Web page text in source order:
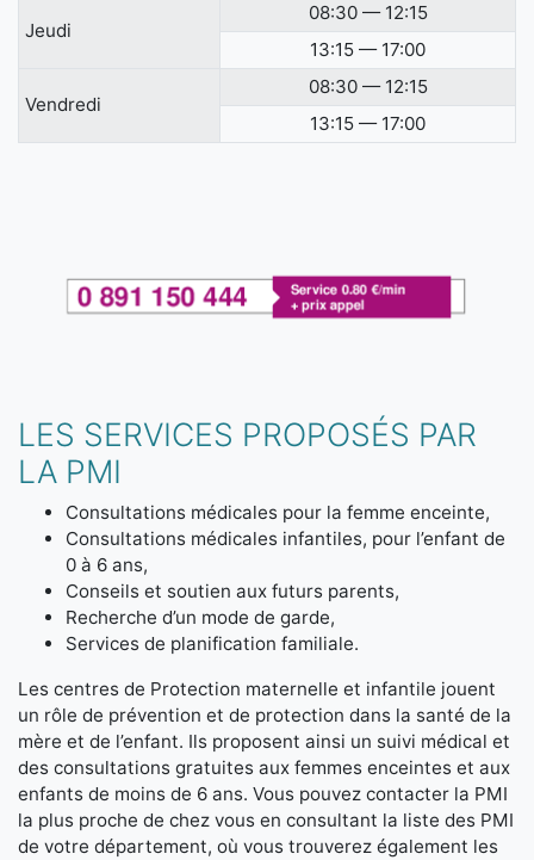
Jeudi
08:30 — 12:15
13:15 — 17:00
Vendredi
08:30 — 12:15
13:15 — 17:00
LES SERVICES PROPOSÉS PAR
LA PMI
Consultations médicales pour la femme enceinte,
Consultations médicales infantiles, pour l’enfant de
0 à 6 ans,
Conseils et soutien aux futurs parents,
Recherche d’un mode de garde,
Services de planification familiale.
Les centres de Protection maternelle et infantile jouent
un rôle de prévention et de protection dans la santé de la
mère et de l’enfant. Ils proposent ainsi un suivi médical et
des consultations gratuites aux femmes enceintes et aux
enfants de moins de 6 ans. Vous pouvez contacter la PMI
la plus proche de chez vous en consultant la liste des PMI
de votre département, où vous trouverez également les